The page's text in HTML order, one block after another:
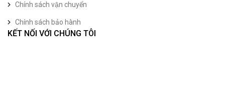
Chính sách vận chuyển
Chính sách bảo hành
KẾT NỐI VỚI CHÚNG TÔI